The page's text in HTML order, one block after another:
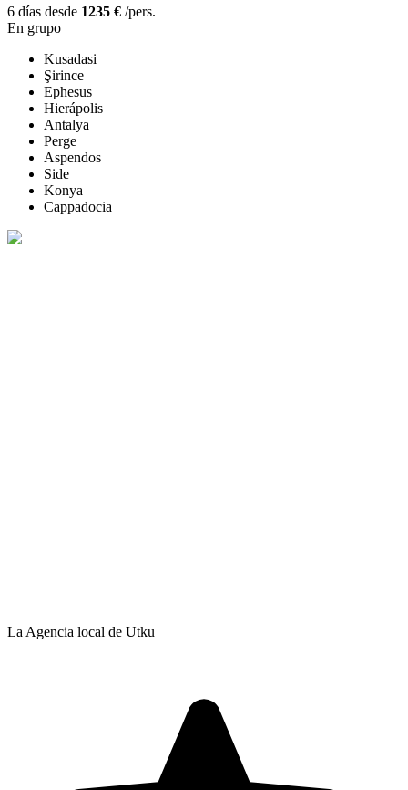
6 días desde 1235 € /pers.
En grupo
Kusadasi
Şirince
Ephesus
Hierápolis
Antalya
Perge
Aspendos
Side
Konya
Cappadocia
La Agencia local de Utku